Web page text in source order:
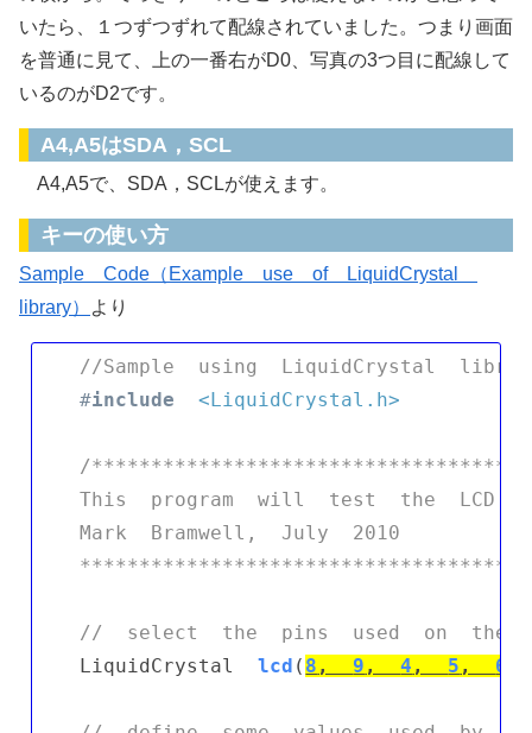
いたら、１つずつずれて配線されていました。つまり画面
を普通に見て、上の一番右がD0、写真の3つ目に配線して
いるのがD2です。
A4,A5はSDA，SCL
A4,A5で、SDA，SCLが使えます。
キーの使い方
Sample Code（Example use of LiquidCrystal
library）
より
//Sample  using  LiquidCrystal
#include <LiquidCrystal.h>
/
This  program  will  test  the  LCD
Mark  Bramwell,  July  2010
//  select  the  pins  used  on  the
LiquidCrystal lcd ( 8 , 9 , 4 , 5 , 6